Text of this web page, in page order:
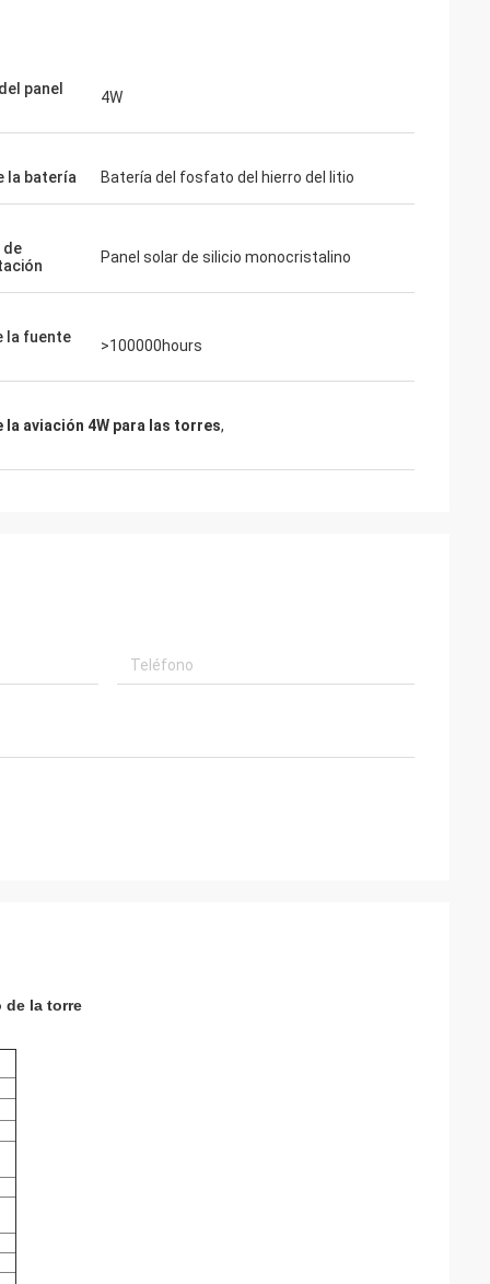
panel 4W
la batería Batería del fosfato del hierro del litio
de
Panel solar de silicio monocristalino
la fuente >100000hours
la aviación 4W para las torres,
de la torre